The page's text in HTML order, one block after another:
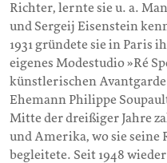
Richter, lernte sie u. a.
und Sergeij Eisenstein
1931 gründete sie in Paris
eigenes Modestudio »Ré
künstlerischen
Ehemann Philippe
Mitte der dreißiger Jahre
und Amerika, wo sie seine
begleitete. Seit 1948